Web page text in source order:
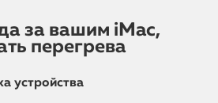
за вашим iMac,
перегрева
устройства